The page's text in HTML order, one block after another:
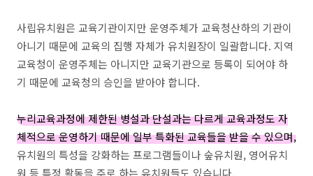
사립유치원은 교육기관이지만 운영주체가 교육청산하의 기관이
아니기 때문에 교육의 집행 자체가 유치원장이 일괄합니다. 지역
교육청이 운영주체는 아니지만 교육기관으로 등록이 되어야 하
기 때문에 교육청의 승인을 받아야 합니다.
누리교육과정에 제한된 병설과 단설과는 다르게 교육과정도 자
체적으로 운영하기 때문에 일부 특화된 교육들을 받을 수 있으며,
유치원의 특성을 강화하는 프로그램들이나 숲유치원, 영어유치
원 등 특정 활동을 주로 하는 유치원들도 있습니다.